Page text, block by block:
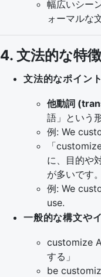
幅広いシー
ォーマルな
4. 文法的な特
文法的なポイント
他動詞
語」という
例: We
「
に、目的や
が多いです。
例: We
use.
一般的な構文や
customize
する」
be